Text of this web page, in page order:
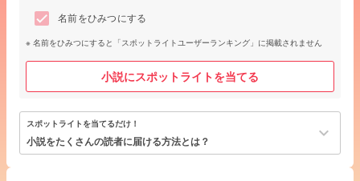
名前をひみつにする
名前をひみつにすると「スポットライトユーザーランキング」に掲載されません
小説にスポットライトを当てる
スポットライトを当てるだけ！
小説をたくさんの読者に届ける方法とは？ keyboard_arrow_down